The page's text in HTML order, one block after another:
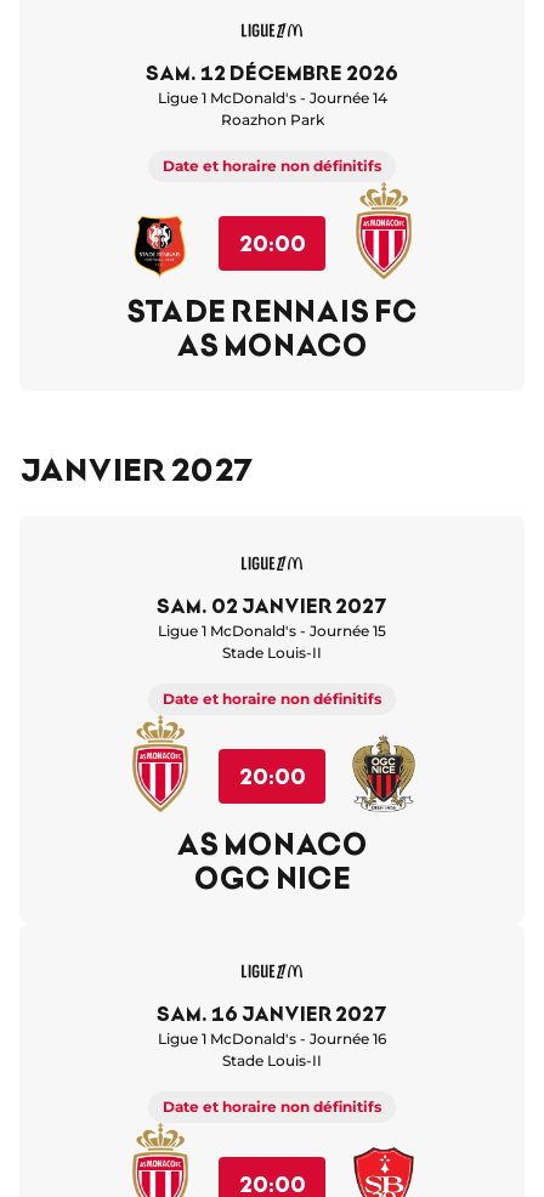
sam. 12 décembre 2026
Ligue 1 McDonald's - Journée 14
Roazhon Park
Date et horaire non définitifs
20:00
STADE RENNAIS FC
AS MONACO
Janvier 2027
sam. 02 janvier 2027
Ligue 1 McDonald's - Journée 15
Stade Louis-II
Date et horaire non définitifs
20:00
AS MONACO
OGC NICE
sam. 16 janvier 2027
Ligue 1 McDonald's - Journée 16
Stade Louis-II
Date et horaire non définitifs
20:00